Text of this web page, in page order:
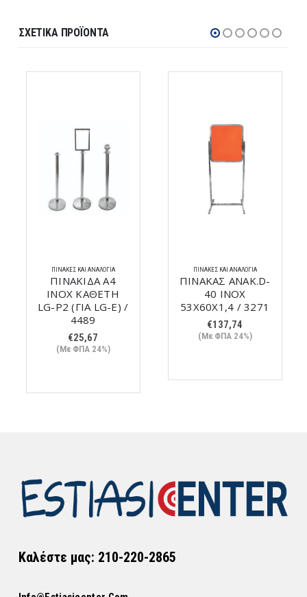
ΣΧΕΤΙΚΆ ΠΡΟΪΌΝΤΑ
ΠΊΝΑΚΕΣ ΚΑΙ ΑΝΑΛΌΓΙΑ
ΠΙΝΑΚΙΔΑ Α4
ΙΝΟΧ ΚΑΘΕΤΗ
LG-P2 (ΓΙΑ LG-E) /
4489
€25,67
(Με ΦΠΑ 24%)
ΠΊΝΑΚΕΣ ΚΑΙ ΑΝΑΛΌΓΙΑ
ΠΙΝΑΚΑΣ ΑΝΑΚ.D-
40 ΙΝΟΧ
53Χ60Χ1,4 / 3271
€137,74
(Με ΦΠΑ 24%)
Καλέστε μας: 210-220-2865